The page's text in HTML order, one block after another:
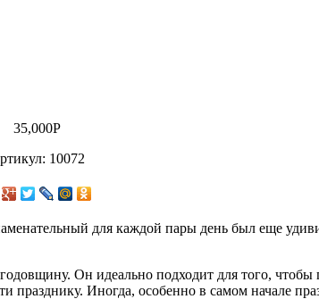
35,000Р
10072
для каждой пары день был еще
Он идеально подходит для того,
Иногда, особенно в самом начале